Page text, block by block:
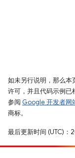
如未另行说明，那么本
许可，并且代码示例已
参阅 Google 开发者网
商标。
最后更新时间 (UTC)：